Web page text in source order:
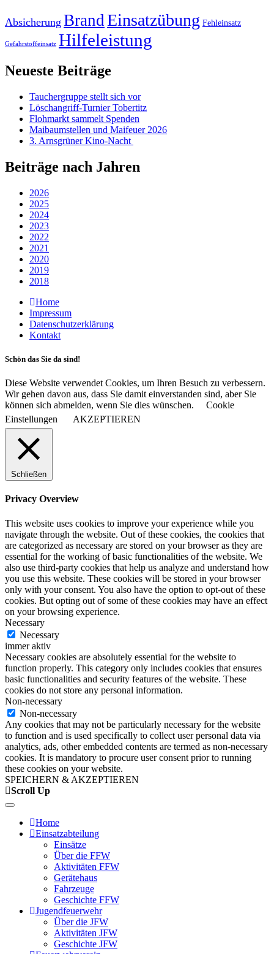
Absicherung BrandEinsatzübung Fehleinsatz
Gefahrstoffeinsatz Hilfeleistung
Neueste Beiträge
Tauchergruppe stellt sich vor
Löschangriff-Turnier Tobertitz
Flohmarkt sammelt Spenden
Maibaumstellen und Maifeuer 2026
3. Arnsgrüner Kino-Nacht
Beiträge nach Jahren
2026
2025
2024
2023
2022
2021
2020
2019
2018
Home
Impressum
Datenschutzerklärung
Kontakt
Schön das Sie da sind!
Diese Website verwendet Cookies, um Ihren Besuch zu verbessern.
Wir gehen davon aus, dass Sie damit einverstanden sind, aber Sie
können sich abmelden, wenn Sie dies wünschen.
Cookie
Einstellungen
AKZEPTIEREN
Schließen
Privacy Overview
This website uses cookies to improve your experience while you
navigate through the website. Out of these cookies, the cookies that
are categorized as necessary are stored on your browser as they are
essential for the working of basic functionalities of the website. We
also use third-party cookies that help us analyze and understand how
you use this website. These cookies will be stored in your browser
only with your consent. You also have the option to opt-out of these
cookies. But opting out of some of these cookies may have an effect
on your browsing experience.
Necessary
Necessary
immer aktiv
Necessary cookies are absolutely essential for the website to
function properly. This category only includes cookies that ensures
basic functionalities and security features of the website. These
cookies do not store any personal information.
Non-necessary
Non-necessary
Any cookies that may not be particularly necessary for the website
to function and is used specifically to collect user personal data via
analytics, ads, other embedded contents are termed as non-necessary
cookies. It is mandatory to procure user consent prior to running
these cookies on your website.
SPEICHERN & AKZEPTIEREN
Scroll Up
Home
Einsatzabteilung
Einsätze
Über die FFW
Aktivitäten FFW
Gerätehaus
Fahrzeuge
Geschichte FFW
Jugendfeuerwehr
Über die JFW
Aktivitäten JFW
Geschichte JFW